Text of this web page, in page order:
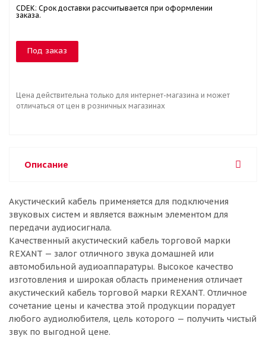
CDEK: Срок доставки рассчитывается при оформлении
заказа.
Под заказ
Цена действительна только для интернет-магазина и может
отличаться от цен в розничных магазинах
Описание
Акустический кабель применяется для подключения
звуковых систем и является важным элементом для
передачи аудиосигнала.
Качественный акустический кабель торговой марки
REXANT — залог отличного звука домашней или
автомобильной аудиоаппаратуры. Высокое качество
изготовления и широкая область применения отличает
акустический кабель торговой марки REXANT. Отличное
сочетание цены и качества этой продукции порадует
любого аудиолюбителя, цель которого — получить чистый
звук по выгодной цене.